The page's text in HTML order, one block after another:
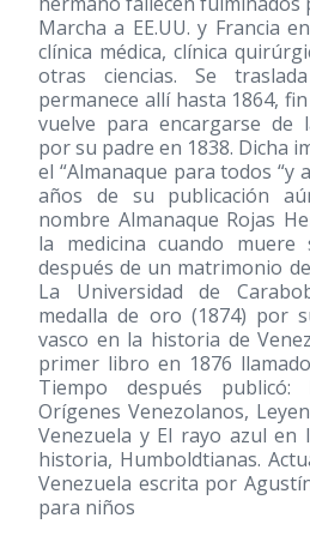
Marcha a EE.UU. y Francia
clínica médica, clínica
otras ciencias. Se
permanece allí hasta 1864,
vuelve para encargarse de
por su padre en 1838. Dicha
el “Almanaque para todos “y
años de su publicación
nombre Almanaque Rojas
la medicina cuando
después de un matrimonio
La Universidad de
medalla de oro (1874) por
vasco en la historia de
primer libro en 1876
Tiempo después publicó:
Orígenes Venezolanos,
Venezuela y El rayo azul
historia, Humboldtianas.
Venezuela escrita por
para niños